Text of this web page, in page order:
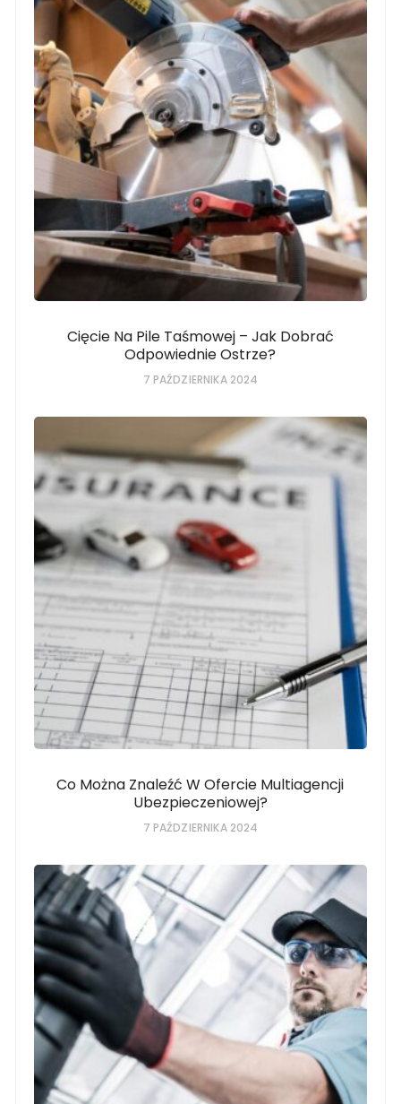
Cięcie Na Pile Taśmowej – Jak Dobrać
Odpowiednie Ostrze?
7 PAŹDZIERNIKA 2024
Co Można Znaleźć W Ofercie Multiagencji
Ubezpieczeniowej?
7 PAŹDZIERNIKA 2024